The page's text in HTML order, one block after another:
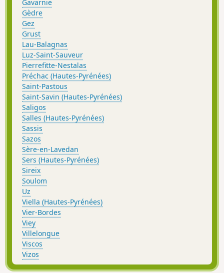
Gavarnie
Gèdre
Gez
Grust
Lau-Balagnas
Luz-Saint-Sauveur
Pierrefitte-Nestalas
Préchac (Hautes-Pyrénées)
Saint-Pastous
Saint-Savin (Hautes-Pyrénées)
Saligos
Salles (Hautes-Pyrénées)
Sassis
Sazos
Sère-en-Lavedan
Sers (Hautes-Pyrénées)
Sireix
Soulom
Uz
Viella (Hautes-Pyrénées)
Vier-Bordes
Viey
Villelongue
Viscos
Vizos